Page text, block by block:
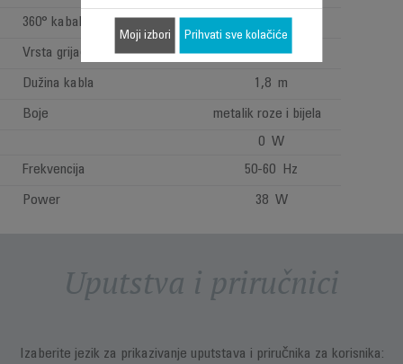
360° kabal
Vrsta grijača Aluminijum
Dužina kabla 1,8 m
Boje
metalik roze i bijela
0 W
Frekvencija
50-60 Hz
Power 38 W
Uputstva i priručnici
Izaberite jezik za prikazivanje uputstava i priručnika za korisnika:
Moji izbori Prihvati sve kolačiće